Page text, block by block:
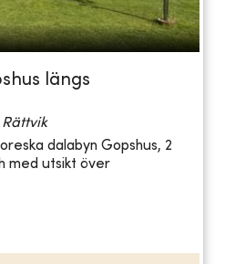
längs
dalabyn Gopshus, 2
med utsikt över